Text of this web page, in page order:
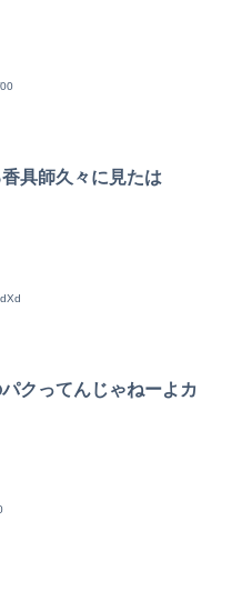
具師久々に見たは
クってんじゃねーよカ